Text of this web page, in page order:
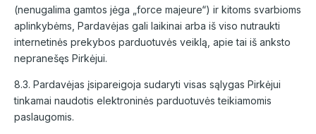
(nenugalima gamtos jėga „force majeure“) ir kitoms svarbioms
aplinkybėms, Pardavėjas gali laikinai arba iš viso nutraukti
internetinės prekybos parduotuvės veiklą, apie tai iš anksto
nepranešęs Pirkėjui.
8.3. Pardavėjas įsipareigoja sudaryti visas sąlygas Pirkėjui
tinkamai naudotis elektroninės parduotuvės teikiamomis
paslaugomis.